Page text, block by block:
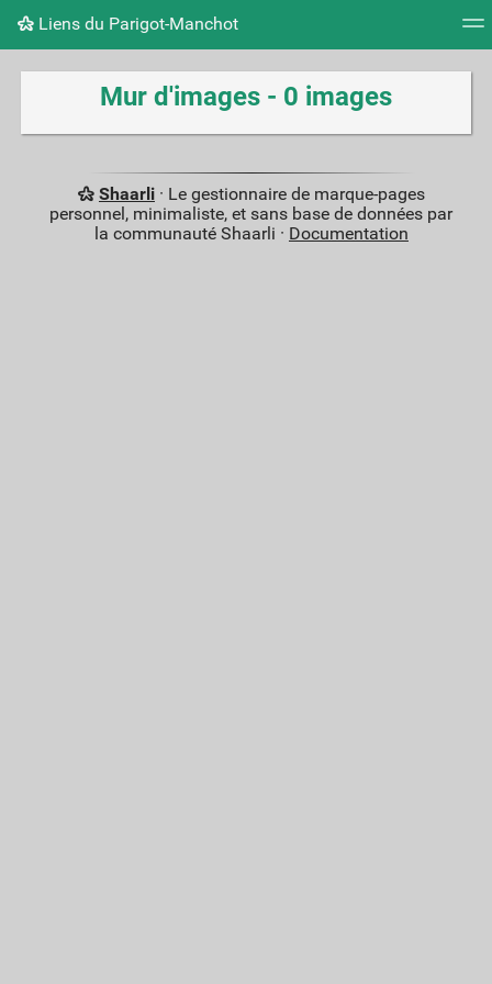
Liens du Parigot-Manchot
Nuage de tags Mur d'images Quotidien Flux
Mur d'images - 0 images
Shaarli· Le gestionnaire de marque-pages
personnel, minimaliste, et sans base de données par
la communauté Shaarli · Documentation